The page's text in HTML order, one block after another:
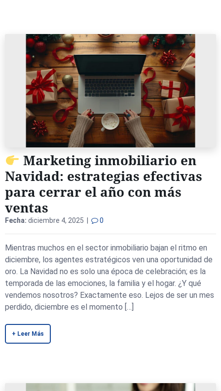
Marketing inmobiliario en
Navidad: estrategias efectivas
para cerrar el año con más
ventas
Fecha: diciembre 4, 2025 | 0
Mientras muchos en el sector inmobiliario bajan el ritmo en
diciembre, los agentes estratégicos ven una oportunidad de
oro. La Navidad no es solo una época de celebración; es la
temporada de las emociones, la familia y el hogar. ¿Y qué
vendemos nosotros? Exactamente eso. Lejos de ser un mes
perdido, diciembre es el momento […]
+ Leer Más